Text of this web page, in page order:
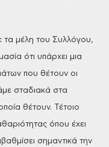
μέλη του Συλλόγου,
ότι υπάρχει μια
που θέτουν οι
σταδιακά στα
θέτουν. Τέτοιο
όπου έχει
σημαντικά την